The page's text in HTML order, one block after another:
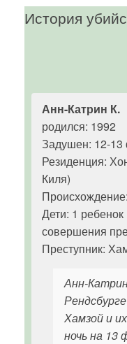
История
Анн-Катрин К.
родился: 1992
Задушен: 12-13
Резиденция:
Киля)
Дети: 1
совершения
Преступник:
Анн-
Хамзой и
ночь на 13